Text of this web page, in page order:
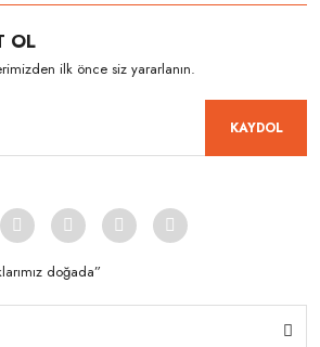
OL
ilk önce siz yararlanın.
KAYDOL
doğada”